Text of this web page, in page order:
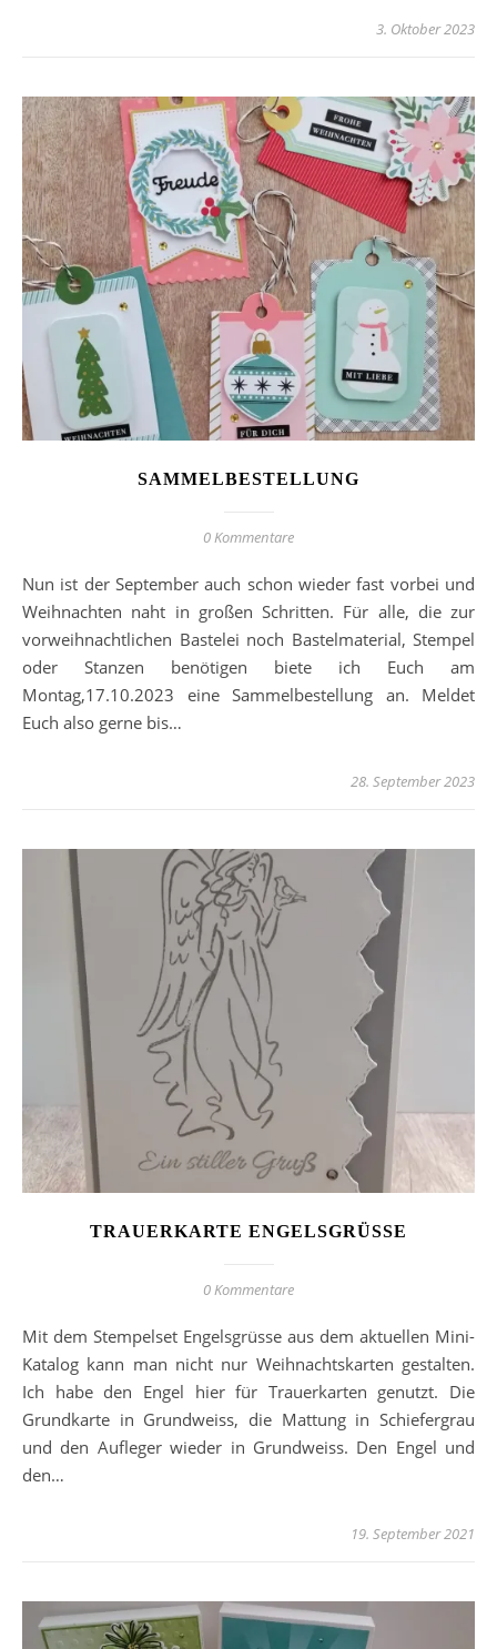
3. Oktober 2023
SAMMELBESTELLUNG
0 Kommentare
Nun ist der September auch schon wieder fast vorbei und
Weihnachten naht in großen Schritten. Für alle, die zur
vorweihnachtlichen Bastelei noch Bastelmaterial, Stempel
oder Stanzen benötigen biete ich Euch am
Montag,17.10.2023 eine Sammelbestellung an. Meldet
Euch also gerne bis…
28. September 2023
TRAUERKARTE ENGELSGRÜSSE
0 Kommentare
Mit dem Stempelset Engelsgrüsse aus dem aktuellen Mini-
Katalog kann man nicht nur Weihnachtskarten gestalten.
Ich habe den Engel hier für Trauerkarten genutzt. Die
Grundkarte in Grundweiss, die Mattung in Schiefergrau
und den Aufleger wieder in Grundweiss. Den Engel und
den…
19. September 2021